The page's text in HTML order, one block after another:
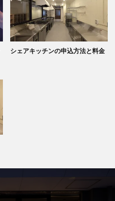
シェアキッチンの申込方法と料金